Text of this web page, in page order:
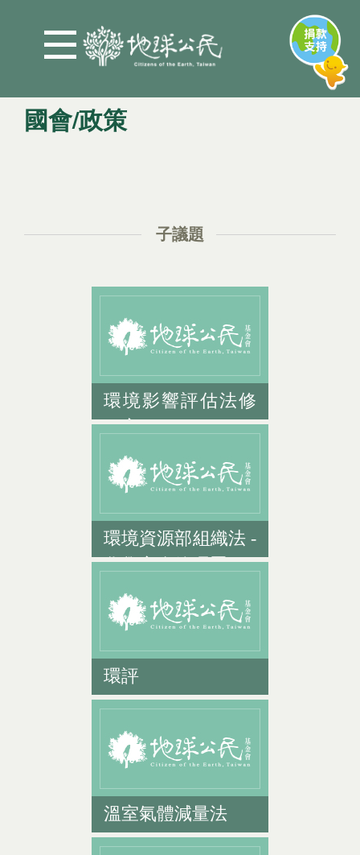
國會/政策
子議題
環境影響評估法修
正案
環境資源部組織法 -
化學安全管理署
環評
溫室氣體減量法